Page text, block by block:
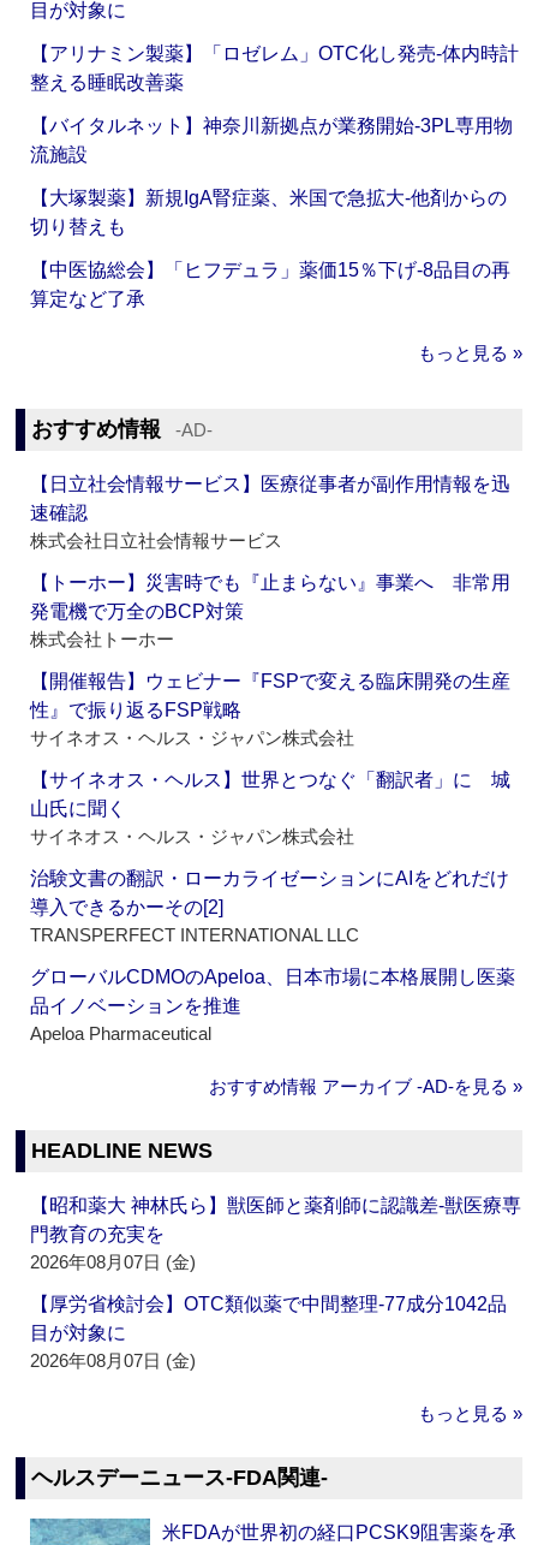
目が対象に
【アリナミン製薬】「ロゼレム」OTC化し発売‐体内時計
整える睡眠改善薬
【バイタルネット】神奈川新拠点が業務開始‐3PL専用物
流施設
【大塚製薬】新規IgA腎症薬、米国で急拡大‐他剤からの
切り替えも
【中医協総会】「ヒフデュラ」薬価15％下げ‐8品目の再
算定など了承
もっと見る »
おすすめ情報 ‐AD‐
【日立社会情報サービス】医療従事者が副作用情報を迅
速確認
株式会社日立社会情報サービス
【トーホー】災害時でも『止まらない』事業へ 非常用
発電機で万全のBCP対策
株式会社トーホー
【開催報告】ウェビナー『FSPで変える臨床開発の生産
性』で振り返るFSP戦略
サイネオス・ヘルス・ジャパン株式会社
【サイネオス・ヘルス】世界とつなぐ「翻訳者」に 城
山氏に聞く
サイネオス・ヘルス・ジャパン株式会社
治験文書の翻訳・ローカライゼーションにAIをどれだけ
導入できるかーその[2]
TRANSPERFECT INTERNATIONAL LLC
グローバルCDMOのApeloa、日本市場に本格展開し医薬
品イノベーションを推進
Apeloa Pharmaceutical
おすすめ情報 アーカイブ ‐AD‐を見る »
HEADLINE NEWS
【昭和薬大 神林氏ら】獣医師と薬剤師に認識差‐獣医療専
門教育の充実を
2026年08月07日 (金)
【厚労省検討会】OTC類似薬で中間整理‐77成分1042品
目が対象に
2026年08月07日 (金)
もっと見る »
ヘルスデーニュース‐FDA関連‐
米FDAが世界初の経口PCSK9阻害薬を承